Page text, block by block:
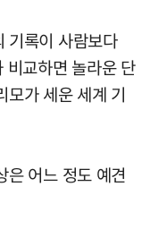
기록이 사람보다
교하면 놀라운 단
모가 세운 세계 기
은 어느 정도 예견